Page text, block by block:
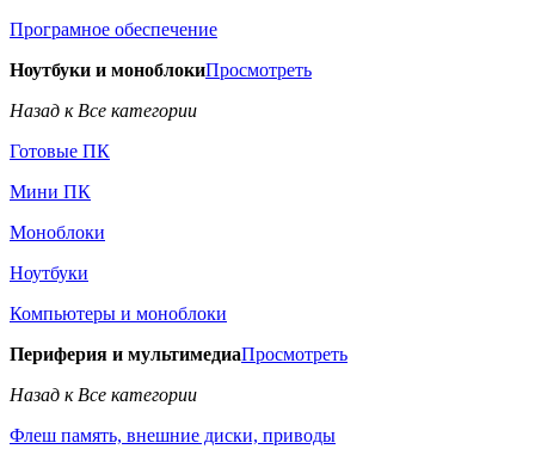
Програмное обеспечение
Ноутбуки и моноблокиПросмотреть
Назад к Все категории
Готовые ПК
Мини ПК
Моноблоки
Ноутбуки
Компьютеры и моноблоки
Периферия и мультимедиаПросмотреть
Назад к Все категории
Флеш память, внешние диски, приводы